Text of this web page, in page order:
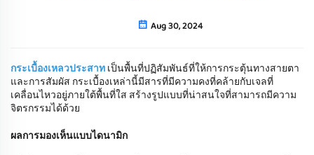
Aug 30, 2024
กระเบื้องเหลวประสาทเป็นพื้นที่ปฏิสัมพันธ์ที่ให้การกระตุ้นทางสายตา
และการสัมผัส กระเบื้องเหล่านี้มีสารที่มีความคงที่คล้ายกับเจลที่
เคลื่อนไหวอยู่ภายใต้พื้นที่ใส สร้างรูปแบบที่น่าสนใจที่สามารถมีความ
จิตรกรรมได้ด้วย
ผลการมองเห็นแบบไดนามิก